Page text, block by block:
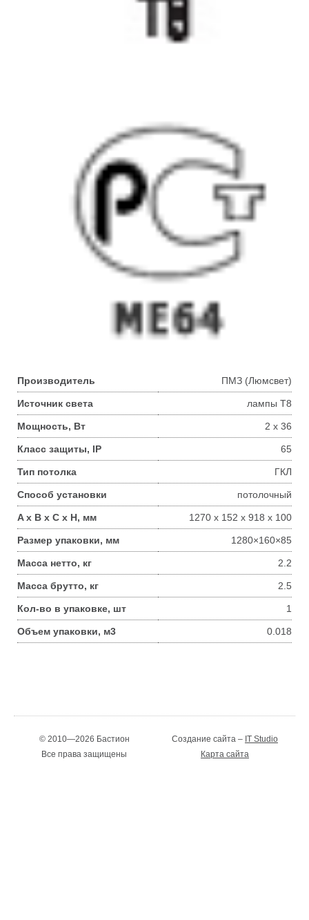
Производитель ПМЗ (Люмсвет)
Источник света лампы Т8
Мощность, Вт 2 х 36
Класс защиты, IP 65
Тип потолка ГКЛ
Способ установки потолочный
A x B x C x H, мм 1270 х 152 х 918 х 100
Размер упаковки, мм 1280×160×85
Масса нетто, кг 2.2
Масса брутто, кг 2.5
Кол-во в упаковке, шт 1
Объем упаковки, м3 0.018
Создание сайта – IT Studio
Карта сайта
© 2010—2026 Бастион
Все права защищены